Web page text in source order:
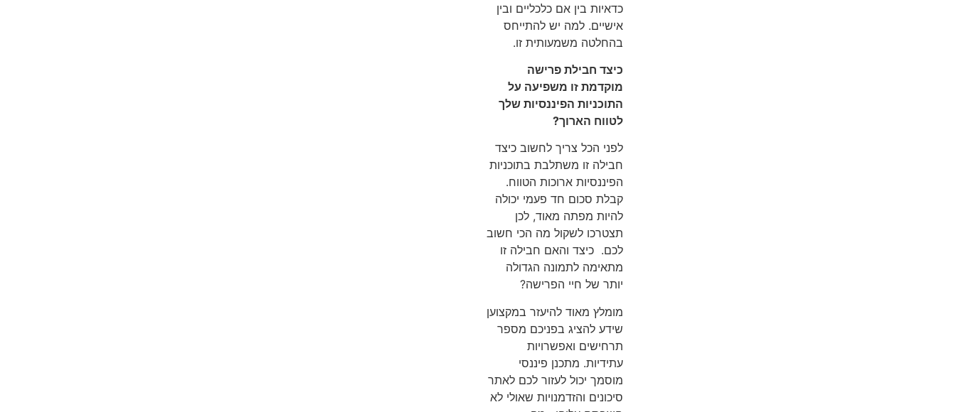
כדאיות בין אם כלכליים ובין
אישיים. למה יש להתייחס
בהחלטה משמעותית זו.
כיצד חבילת פרישה
מוקדמת זו משפיעה על
התוכניות הפיננסיות שלך
לטווח הארוך?
לפני הכל צריך לחשוב כיצד
חבילה זו משתלבת בתוכניות
הפיננסיות ארוכות הטווח.
קבלת סכום חד פעמי יכולה
להיות מפתה מאוד, לכן
תצטרכו לשקול מה הכי חשוב
לכם. כיצד והאם חבילה זו
מתאימה לתמונה הגדולה
יותר של חיי הפרישה?
מומלץ מאוד להיעזר במקצוען
שידע להציג בפניכם מספר
תרחישים ואפשרויות
עתידיות. מתכנן פיננסי
מוסמך יכול לעזור לכם לאתר
סיכונים והזדמנויות שאולי לא